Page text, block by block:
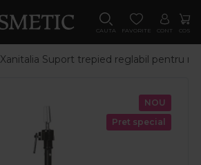
CAUTA FAVORITE CONT COS
Xanitalia Suport trepied reglabil pentru
NOU
Pret special